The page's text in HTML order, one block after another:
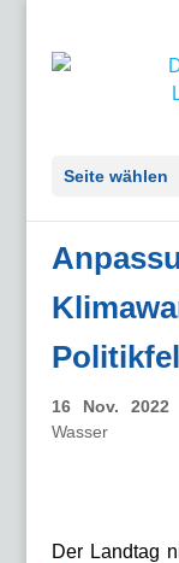
Seite wählen
16 Nov. 2022
Wasser
Der Landtag